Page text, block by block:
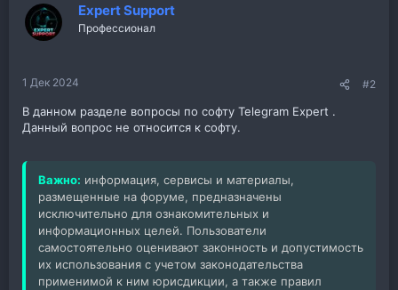
Expert Support
Профессионал
1 Дек 2024 #2
В данном разделе вопросы по софту Telegram Expert .
Данный вопрос не относится к софту.
Важно: информация, сервисы и материалы,
размещенные на форуме, предназначены
исключительно для ознакомительных и
информационных целей. Пользователи
самостоятельно оценивают законность и допустимость
их использования с учетом законодательства
применимой к ним юрисдикции, а также правил